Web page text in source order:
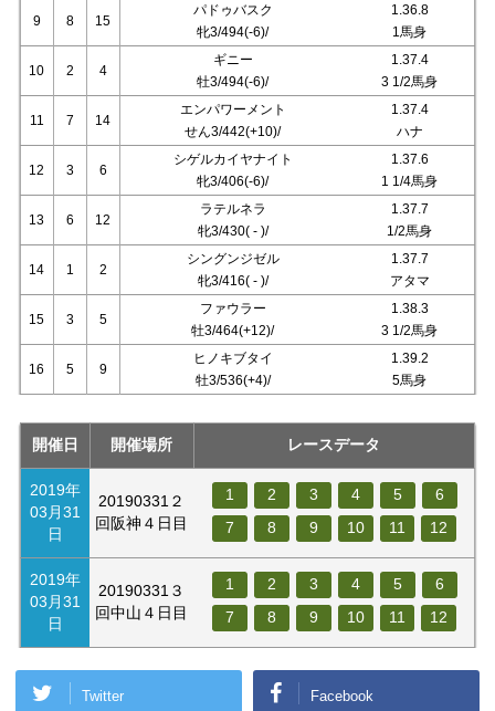
9 8 15
パドゥバスク
牝3/494(-6)/
1.36.8
1馬身
10 2 4
ギニー
牡3/494(-6)/
1.37.4
3 1/2馬身
11 7 14
エンパワーメント
せん3/442(+10)/
1.37.4
ハナ
12 3 6
シゲルカイヤナイト
牝3/406(-6)/
1.37.6
1 1/4馬身
13 6 12
ラテルネラ
牝3/430( - )/
1.37.7
1/2馬身
14 1 2
シングンジゼル
牝3/416( - )/
1.37.7
アタマ
15 3 5
ファウラー
牡3/464(+12)/
1.38.3
3 1/2馬身
16 5 9
ヒノキブタイ
牡3/536(+4)/
1.39.2
5馬身
開催日 開催場所 レースデータ
2019年
03月31
日
20190331２
回阪神４日目
1 2 3 4 5
6
7
8 9 10 11 12
2019年
03月31
日
20190331３
回中山４日目
1 2 3 4 5
6
7
8 9 10 11 12
Twitter Facebook